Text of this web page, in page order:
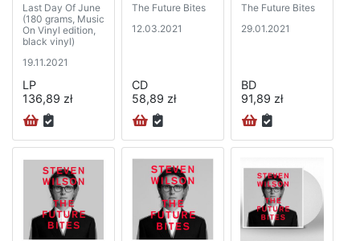
Last Day Of June
(180 grams, Music
On Vinyl edition,
black vinyl)
19.11.2021
LP
136,89 zł
The Future Bites
12.03.2021
CD
58,89 zł
The Future Bites
29.01.2021
BD
91,89 zł